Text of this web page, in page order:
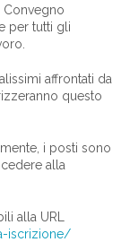
Convegno
per tutti gli
affrontati da
questo
i posti sono
alla
alla URL
iscrizione/